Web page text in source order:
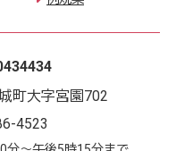
町大字宮園702
4523